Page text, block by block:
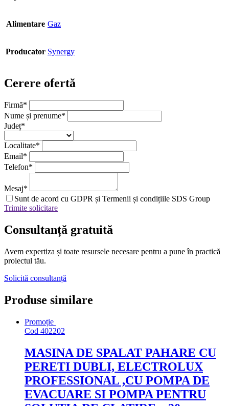
Alimentare Gaz
Producator Synergy
Cerere ofertă
Firmă*
Nume și prenume*
Județ*
Localitate*
Email*
Telefon*
Mesaj*
Sunt de acord cu GDPR și Termenii și condițiile SDS Group
Trimite solicitare
Consultanță gratuită
Avem expertiza și toate resursele necesare pentru a pune în practică
proiectul tău.
Solicită consultanță
Produse similare
Promoție
Cod 402202
MASINA DE SPALAT PAHARE CU
PERETI DUBLI, ELECTROLUX
PROFESSIONAL ,CU POMPA DE
EVACUARE SI POMPA PENTRU